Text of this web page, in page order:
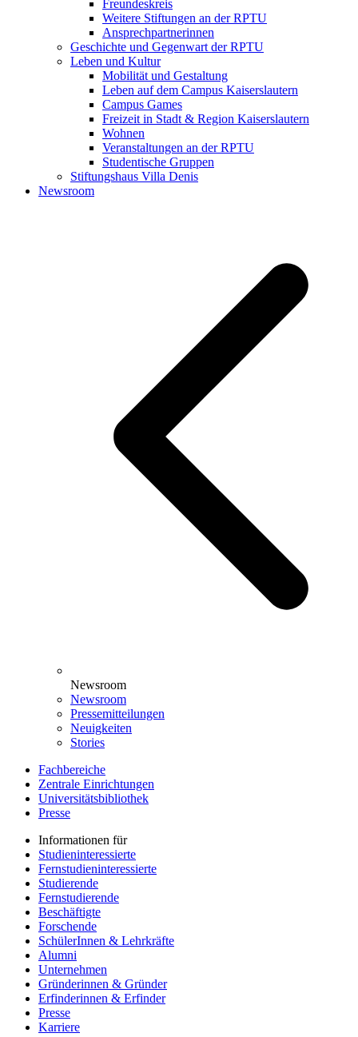
Freundeskreis
Weitere Stiftungen an der RPTU
Ansprechpartnerinnen
Geschichte und Gegenwart der RPTU
Leben und Kultur
Mobilität und Gestaltung
Leben auf dem Campus Kaiserslautern
Campus Games
Freizeit in Stadt & Region Kaiserslautern
Wohnen
Veranstaltungen an der RPTU
Studentische Gruppen
Stiftungshaus Villa Denis
Newsroom
Newsroom
Newsroom
Pressemitteilungen
Neuigkeiten
Stories
Fachbereiche
Zentrale Einrichtungen
Universitätsbibliothek
Presse
Informationen für
Studieninteressierte
Fernstudieninteressierte
Studierende
Fernstudierende
Beschäftigte
Forschende
SchülerInnen & Lehrkräfte
Alumni
Unternehmen
Gründerinnen & Gründer
Erfinderinnen & Erfinder
Presse
Karriere